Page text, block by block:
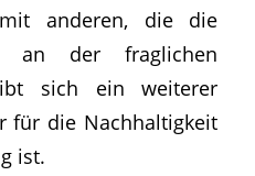
anderen, die die
an der fraglichen
sich ein weiterer
für die Nachhaltigkeit
ist.